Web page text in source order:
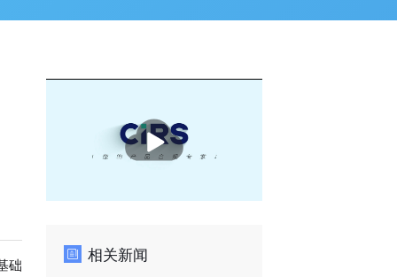
础
播
放
相关新闻